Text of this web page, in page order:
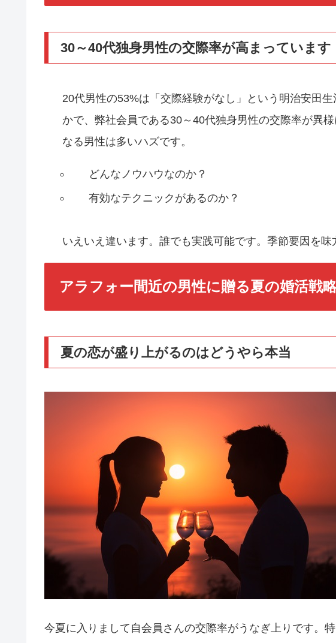
30～40代独身男性の交際率が高まっています
20代男性の53%は「交際経験がなし」という明治安田
かで、弊社会員である30～40代独身男性の交際率が異
なる男性は多いハズです。
どんなノウハウなのか？
有効なテクニックがあるのか？
いえいえ違います。誰でも実践可能です。季節要因を味
アラフォー間近の男性に贈る夏の婚活戦
夏の恋が盛り上がるのはどうやら本当
今夏に入りまして自会員さんの交際率がうなぎ上りです。